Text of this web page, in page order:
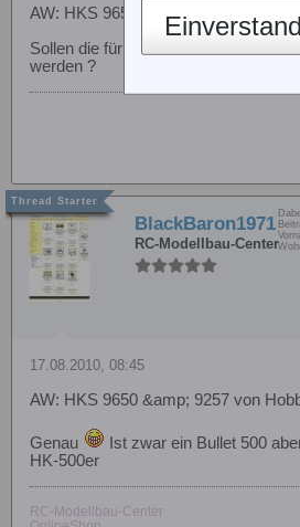
AW: HKS 9650 &amp; 9257 von
Sollen die für die HK500/Align Trex-
werden ?
BlackBaron1971
RC-Modellbau-Center
17.08.2010, 08:45
AW: HKS 9650 &amp; 9257 von
Genau
Ist zwar ein Bullet 500
HK-500er
RC-Modellbau-Center